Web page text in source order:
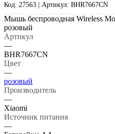
Код: 27563 | Артикул: BHR7667CN
Мышь беспроводная Wireless
розовый
Артикул
—
BHR7667CN
Цвет
—
розовый
Производитель
—
Xiaomi
Источник питания
—